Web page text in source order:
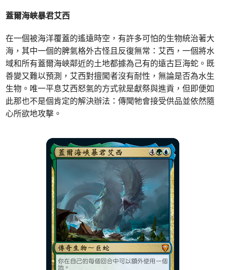
蓋爾海峽暴君艾西
在一個被海洋覆蓋的遙遠時空，有許多可怕的生物統治著大
海，其中一個的脾氣格外古怪且反復無常：艾西，一個將水
域和所有蓋爾海峽鄰近的土地都據為己有的遠古巨海蛇。既
善變又難以預測，艾西對擅闖者沒有耐性，無論是否為水生
生物。唯一平息艾西怒氣的方式就是獻祭與進貢，但即便如
此那也不是個肯定的解決辦法：傳聞牠會接受供品並依然隨
心所欲地攻擊。